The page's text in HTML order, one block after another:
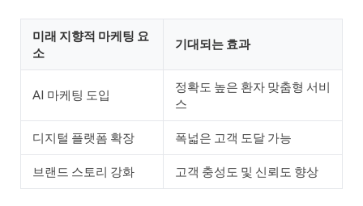
미래 지향적 마케팅 요
소
기대되는 효과
AI 마케팅 도입
정확도 높은 환자 맞춤형 서비
스
디지털 플랫폼 확장 폭넓은 고객 도달 가능
브랜드 스토리 강화 고객 충성도 및 신뢰도 향상